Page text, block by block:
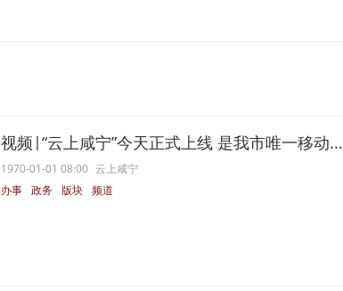
视频|“云上咸宁”今天正式上线 是我市唯一移动...
1970-01-01 08:00 云上咸宁
办事 政务 版块 频道